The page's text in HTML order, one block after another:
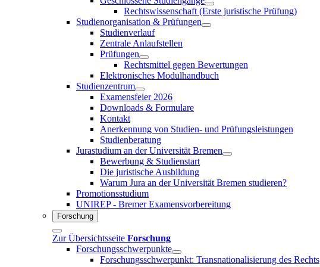
Rechtswissenschaft (Erste juristische Prüfung)
Studienorganisation & Prüfungen
Studienverlauf
Zentrale Anlaufstellen
Prüfungen
Rechtsmittel gegen Bewertungen
Elektronisches Modulhandbuch
Studienzentrum
Examensfeier 2026
Downloads & Formulare
Kontakt
Anerkennung von Studien- und Prüfungsleistungen
Studienberatung
Jurastudium an der Universität Bremen
Bewerbung & Studienstart
Die juristische Ausbildung
Warum Jura an der Universität Bremen studieren?
Promotionsstudium
UNIREP - Bremer Examensvorbereitung
Forschung
Zur Übersichtsseite Forschung
Forschungsschwerpunkte
Forschungsschwerpunkt: Transnationalisierung des Rechts